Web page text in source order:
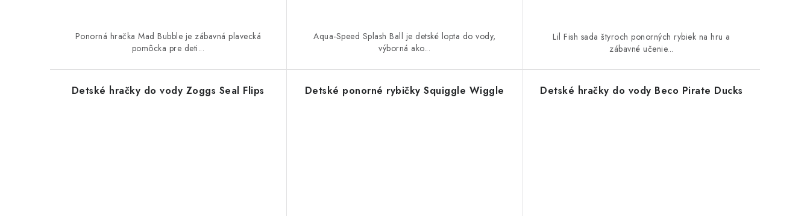
Ponorná hračka Mad Bubble je zábavná plavecká
pomôcka pre deti...
Aqua-Speed Splash Ball je detské lopta do vody,
výborná ako...
Lil Fish sada štyroch ponorných rybiek na hru a
zábavné učenie...
Detské hračky do vody Zoggs Seal Flips Detské ponorné rybičky Squiggle Wiggle Detské hračky do vody Beco Pirate Ducks